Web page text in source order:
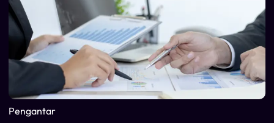
Pengantar